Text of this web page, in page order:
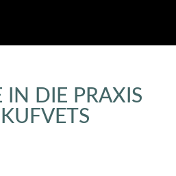
IN DIE PRAXIS